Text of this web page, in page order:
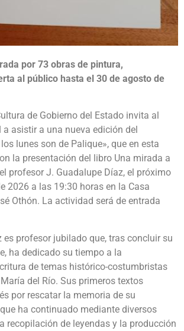
por 73 obras de pintura,
al público hasta el 30 de agosto de
de Gobierno del Estado invita al
asistir a una nueva edición del
lunes son de Palique», que en esta
la presentación del libro Una mirada a
profesor J. Guadalupe Díaz, el próximo
2026 a las 19:30 horas en la Casa
Othón. La actividad será de entrada
es profesor jubilado que, tras concluir su
ha dedicado su tiempo a la
de temas histórico-costumbristas
del Río. Sus primeros textos
por rescatar la memoria de su
ha continuado mediante diversos
recopilación de leyendas y la producción